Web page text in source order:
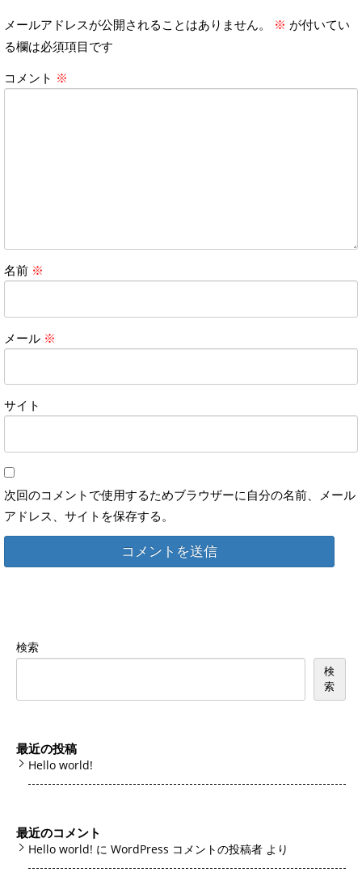
メールアドレスが公開されることはありません。 ※ が付いてい
る欄は必須項目です
コメント ※
名前 ※
メール ※
サイト
次回のコメントで使用するためブラウザーに自分の名前、メール
アドレス、サイトを保存する。
検索
検
索
最近の投稿
Hello world!
最近のコメント
Hello world! に WordPress コメントの投稿者 より